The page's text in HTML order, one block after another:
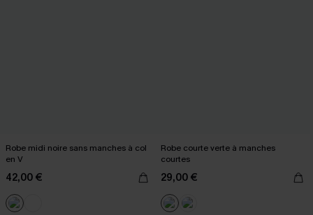
Robe midi noire sans manches à col
en V
42,00 €
Robe courte verte à manches
courtes
29,00 €